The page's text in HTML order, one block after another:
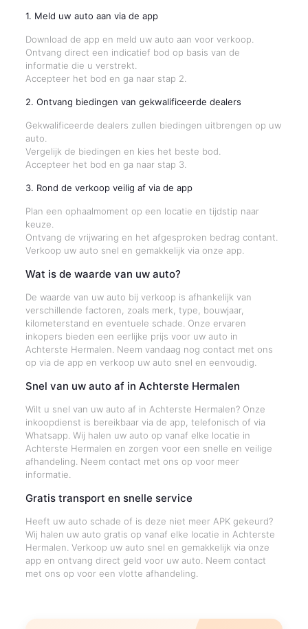
1. Meld uw auto aan via de app
Download de app en meld uw auto aan voor verkoop.
Ontvang direct een indicatief bod op basis van de
informatie die u verstrekt.
Accepteer het bod en ga naar stap 2.
2. Ontvang biedingen van gekwalificeerde dealers
Gekwalificeerde dealers zullen biedingen uitbrengen op uw
auto.
Vergelijk de biedingen en kies het beste bod.
Accepteer het bod en ga naar stap 3.
3. Rond de verkoop veilig af via de app
Plan een ophaalmoment op een locatie en tijdstip naar
keuze.
Ontvang de vrijwaring en het afgesproken bedrag contant.
Verkoop uw auto snel en gemakkelijk via onze app.
Wat is de waarde van uw auto?
De waarde van uw auto bij verkoop is afhankelijk van
verschillende factoren, zoals merk, type, bouwjaar,
kilometerstand en eventuele schade. Onze ervaren
inkopers bieden een eerlijke prijs voor uw auto in
Achterste Hermalen. Neem vandaag nog contact met ons
op via de app en verkoop uw auto snel en eenvoudig.
Snel van uw auto af in Achterste Hermalen
Wilt u snel van uw auto af in Achterste Hermalen? Onze
inkoopdienst is bereikbaar via de app, telefonisch of via
Whatsapp. Wij halen uw auto op vanaf elke locatie in
Achterste Hermalen en zorgen voor een snelle en veilige
afhandeling. Neem contact met ons op voor meer
informatie.
Gratis transport en snelle service
Heeft uw auto schade of is deze niet meer APK gekeurd?
Wij halen uw auto gratis op vanaf elke locatie in Achterste
Hermalen. Verkoop uw auto snel en gemakkelijk via onze
app en ontvang direct geld voor uw auto. Neem contact
met ons op voor een vlotte afhandeling.